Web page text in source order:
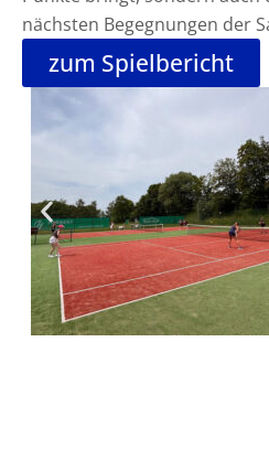
nächsten Begegnungen der
zum Spielbericht